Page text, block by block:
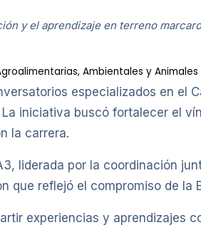
y el aprendizaje en terreno
Ambientales y Animales
especializados en el
iniciativa buscó fortalecer el
la carrera.
liderada por la coordinación
que reflejó el compromiso de la
experiencias y aprendizajes